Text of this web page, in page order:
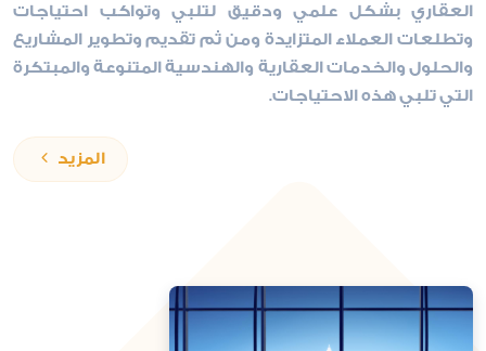
العقاري بشكل علمي ودقيق لتلبي وتواكب احتياجات
وتطلعات العملاء المتزايدة ومن ثم تقديم وتطوير المشاريع
والحلول والخدمات العقارية والهندسية المتنوعة والمبتكرة
التي تلبي هذه الاحتياجات.
المزيد